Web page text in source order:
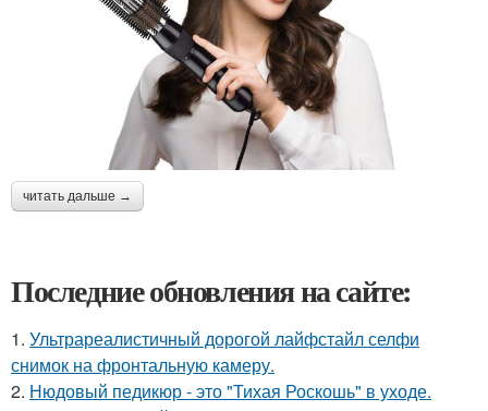
читать дальше →
Последние обновления на сайте:
1. Ультрареалистичный дорогой лайфстайл селфи
снимок на фронтальную камеру.
2. Нюдовый педикюр - это "Тихая Роскошь" в уходе.